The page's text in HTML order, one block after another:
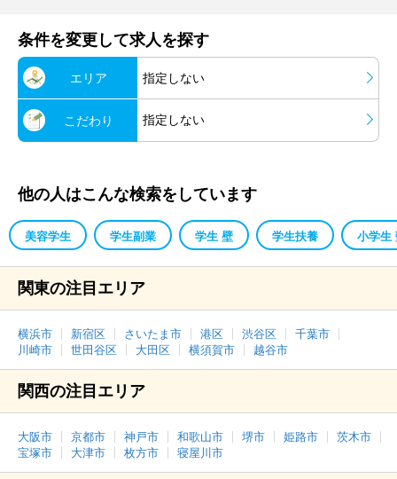
条件を変更して求人を探す
エリア 指定しない
こだわり 指定しない
他の人はこんな検索をしています
美容学生 学生副業 学生 壁 学生扶養 小学生
関東の注目エリア
横浜市 新宿区 さいたま市 港区 渋谷区
千葉市
川崎市
世田谷区 大田区 横須賀市 越谷市
関西の注目エリア
大阪市 京都市 神戸市 和歌山市 堺市 姫路市
茨木市
宝塚市
大津市 枚方市 寝屋川市